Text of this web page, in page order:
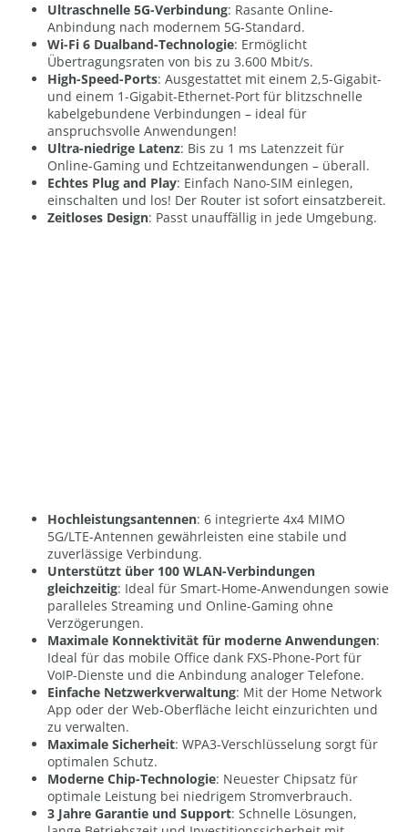
Ultraschnelle 5G-Verbindung: Rasante Online-
Anbindung nach modernem 5G-Standard.
Wi-Fi 6 Dualband-Technologie: Ermöglicht
Übertragungsraten von bis zu 3.600 Mbit/s.
High-Speed-Ports: Ausgestattet mit einem 2,5-Gigabit-
und einem 1-Gigabit-Ethernet-Port für blitzschnelle
kabelgebundene Verbindungen – ideal für
anspruchsvolle Anwendungen!
Ultra-niedrige Latenz: Bis zu 1 ms Latenzzeit für
Online-Gaming und Echtzeitanwendungen – überall.
Echtes Plug and Play: Einfach Nano-SIM einlegen,
einschalten und los! Der Router ist sofort einsatzbereit.
Zeitloses Design: Passt unauffällig in jede Umgebung.
Hochleistungsantennen: 6 integrierte 4x4 MIMO
5G/LTE-Antennen gewährleisten eine stabile und
zuverlässige Verbindung.
Unterstützt über 100 WLAN-Verbindungen
gleichzeitig: Ideal für Smart-Home-Anwendungen sowie
paralleles Streaming und Online-Gaming ohne
Verzögerungen.
Maximale Konnektivität für moderne Anwendungen:
Ideal für das mobile Office dank FXS-Phone-Port für
VoIP-Dienste und die Anbindung analoger Telefone.
Einfache Netzwerkverwaltung: Mit der Home Network
App oder der Web-Oberfläche leicht einzurichten und
zu verwalten.
Maximale Sicherheit: WPA3-Verschlüsselung sorgt für
optimalen Schutz.
Moderne Chip-Technologie: Neuester Chipsatz für
optimale Leistung bei niedrigem Stromverbrauch.
3 Jahre Garantie und Support: Schnelle Lösungen,